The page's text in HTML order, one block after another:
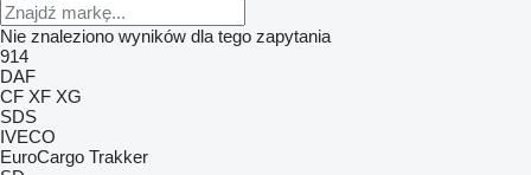
Nie znaleziono wyników dla tego zapytania
914
DAF
CF XF XG
SDS
IVECO
EuroCargo Trakker